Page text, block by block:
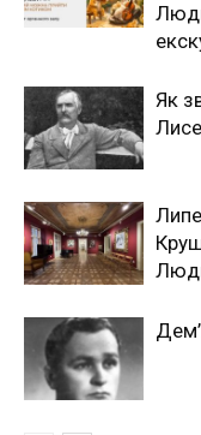
Як